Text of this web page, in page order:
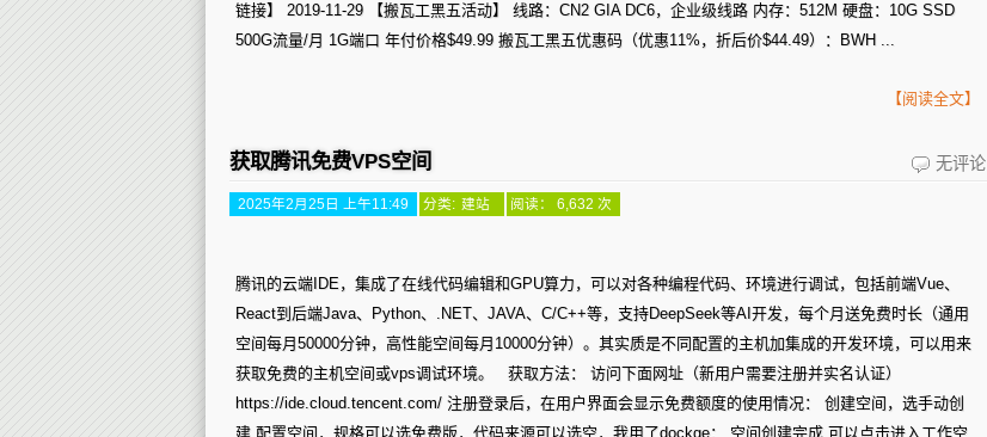
抢！
链接】 2019-11-29 【搬瓦工黑五活动】 线路：CN2 GIA DC6，企业级线路 内存：512M 硬盘：10G SSD
500G流量/月 1G端口 年付价格$49.99 搬瓦工黑五优惠码（优惠11%，折后价$44.49）：BWH ...
【阅读全文】
获取腾讯免费VPS空间
获
免
费
空
无评论
2025年2月25日 上午11:49 分类: 建站 阅读： 6,632 次
腾讯的云端IDE，集成了在线代码编辑和GPU算力，可以对各种编程代码、环境进行调试，包括前端Vue、
React到后端Java、Python、.NET、JAVA、C/C++等，支持DeepSeek等AI开发，每个月送免费时长（通用
空间每月50000分钟，高性能空间每月10000分钟）。其实质是不同配置的主机加集成的开发环境，可以用来
获取免费的主机空间或vps调试环境。 获取方法： 访问下面网址（新用户需要注册并实名认证）
https://ide.cloud.tencent.com/ 注册登录后，在用户界面会显示免费额度的使用情况： 创建空间，选手动创
建 配置空间，规格可以选免费版，代码来源可以选空，我用了dockge： 空间创建完成 可以点击进入工作空